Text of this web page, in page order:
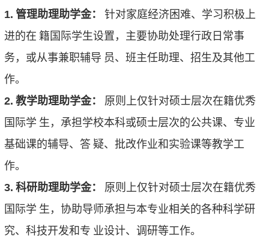
1. 管理助理助学金：
针对家庭经济困难、学习积极上
进的在 籍国际学生设置，主要协助处理行政日常事
务，或从事兼职辅导 员、班主任助理、招生及其他工
作。
2. 教学助理助学金：
原则上仅针对硕士层次在籍优秀
国际学 生，承担学校本科或硕士层次的公共课、专业
基础课的辅导、答 疑、批改作业和实验课等教学工
作。
3. 科研助理助学金：
原则上仅针对硕士层次在籍优秀
国际学 生，协助导师承担与本专业相关的各种科学研
究、科技开发和专 业设计、调研等工作。